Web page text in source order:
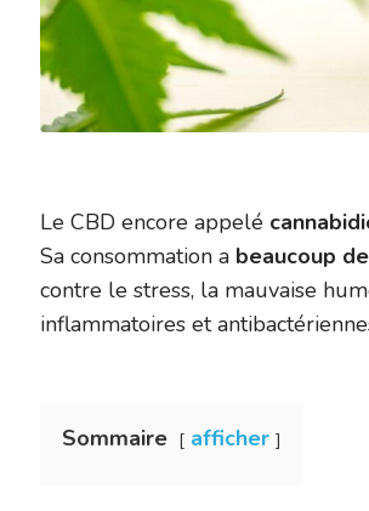
Le CBD encore appelé
Sa consommation a beaucoup
contre le stress, la mauvaise
inflammatoires et
Sommaire afficher